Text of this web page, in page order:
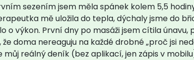
sezením jsem měla spánek kolem 5,5
mě uložila do tepla, dýchaly jsme do
o výkon. První dny po masáži jsem cítila
že doma nereaguju na každé drobné „proč jsi
můj reálný deník (bez aplikací, jen zápis v